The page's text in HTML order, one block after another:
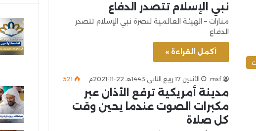
نبي الإسلام تتصدر الدفاع
منارات – الهيئة العالمية لنصرة نبي الإسلام تتصدر
الدفاع
أكمل القراءة »
msf الأثنين 17 ربيع الثاني 1443هـ 22-11-2021م 521
مدينة أمريكية ترفع الأذان عبر
مكبرات الصوت عندما يحين وقت
كل صلاة